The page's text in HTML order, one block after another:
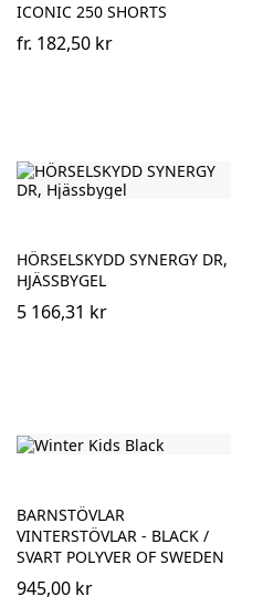
ICONIC 250 SHORTS
fr. 182,50 kr
HÖRSELSKYDD SYNERGY DR,
HJÄSSBYGEL
5 166,31 kr
BARNSTÖVLAR
VINTERSTÖVLAR - BLACK /
SVART POLYVER OF SWEDEN
945,00 kr